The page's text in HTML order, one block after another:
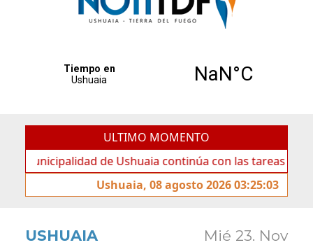
ULTIMO MOMENTO
de Ushuaia continúa con las tareas de
Ushuaia, 08 agosto 2026 03:25:03
USHUAIA Mié 23. Nov